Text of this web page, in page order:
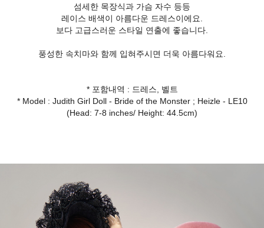
섬세한 목장식과 가슴 자수 등등
레이스 배색이 아름다운 드레스이에요.
보다 고급스러운 스타일 연출에 좋습니다.
풍성한 속치마와 함께 입혀주시면 더욱 아름다워요.
* 포함내역 : 드레스, 벨트
* Model : Judith Girl Doll - Bride of the Monster ; Heizle - LE10
(Head: 7-8 inches/ Height: 44.5cm)